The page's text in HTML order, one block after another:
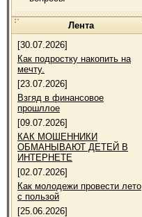
Лента
[30.07.2026]
Как подростку накопить на
мечту.
[23.07.2026]
Взгяд в финансовое
прошллое
[09.07.2026]
КАК МОШЕННИКИ
ОБМАНЫВАЮТ ДЕТЕЙ В
ИНТЕРНЕТЕ
[02.07.2026]
Как молодежи провести лето
с пользой
[25.06.2026]